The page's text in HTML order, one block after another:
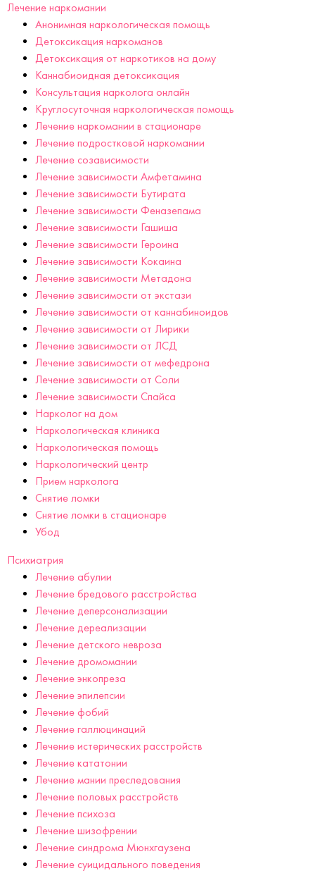
Лечение наркомании
Анонимная наркологическая помощь
Детоксикация наркоманов
Детоксикация от наркотиков на дому
Каннабиоидная детоксикация
Консультация нарколога онлайн
Круглосуточная наркологическая помощь
Лечение наркомании в стационаре
Лечение подростковой наркомании
Лечение созависимости
Лечение зависимости Амфетамина
Лечение зависимости Бутирата
Лечение зависимости Феназепама
Лечение зависимости Гашиша
Лечение зависимости Героина
Лечение зависимости Кокаина
Лечение зависимости Метадона
Лечение зависимости от экстази
Лечение зависимости от каннабиноидов
Лечение зависимости от Лирики
Лечение зависимости от ЛСД
Лечение зависимости от мефедрона
Лечение зависимости от Соли
Лечение зависимости Спайса
Нарколог на дом
Наркологическая клиника
Наркологическая помощь
Наркологический центр
Прием нарколога
Снятие ломки
Снятие ломки в стационаре
Убод
Психиатрия
Лечение абулии
Лечение бредового расстройства
Лечение деперсонализации
Лечение дереализации
Лечение детского невроза
Лечение дромомании
Лечение энкопреза
Лечение эпилепсии
Лечение фобий
Лечение галлюцинаций
Лечение истерических расстройств
Лечение кататонии
Лечение мании преследования
Лечение половых расстройств
Лечение психоза
Лечение шизофрении
Лечение синдрома Мюнхгаузена
Лечение суицидального поведения